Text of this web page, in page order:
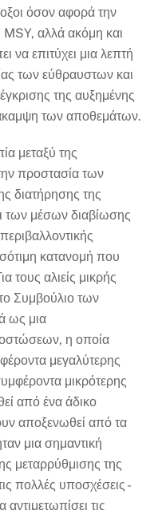
όσον αφορά την
αλλά ακόμη και
να επιτύχει μια λεπτή
των εύθραυστων και
της αυξημένης
των αποθεμάτων.
μεταξύ της
προστασία των
διατήρησης της
των μέσων διαβίωσης
κατανομή που
τους αλιείς μικρής
Συμβούλιο των
ως μια
η οποία
μεγαλύτερης
μικρότερης
από ένα άδικο
αποξενωθεί από τα
μια σημαντική
μεταρρύθμισης της
πολλές υποσχέσεις -
αντιμετωπίσει τις